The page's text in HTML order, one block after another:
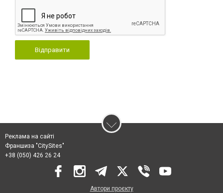
Відправити
Реклама на сайті
Франшиза "CitySites"
+38 (050) 426 26 24
Автори проєкту